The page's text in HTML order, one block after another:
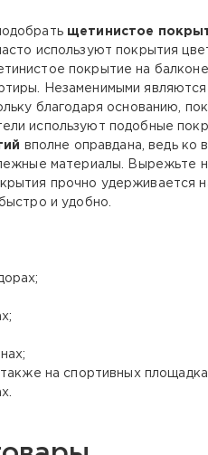
щетинистое
используют покрытия
покрытие на
Незаменимыми
благодаря основанию,
используют подобные
вполне оправдана, ведь ко
материалы. Вырежьте
прочно удерживается
и удобно.
на спортивных